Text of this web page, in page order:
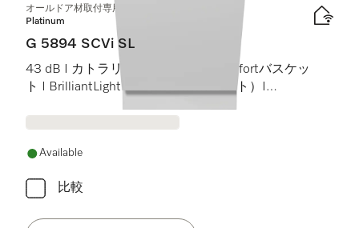
オールドア材取付専用食器洗い機（45 cm）
Platinum
G 5894 SCVi SL
43 dB I カトラリートレイ I MaxiComfortバスケッ
ト I BrilliantLight（ブリリアントライト）I
Available
比較